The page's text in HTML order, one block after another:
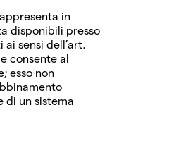
in
disponibili presso
sensi dell’art.
consente al
esso non
di un sistema